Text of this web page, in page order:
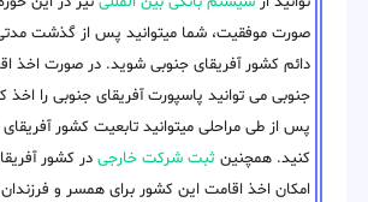
صورت موفقیت، شما میتوانید پس از گذشت
دائم کشور آفریقای جنوبی شوید. در صورت اخذ
جنوبی می توانید پاسپورت آفریقای جنوبی را اخذ
پس از طی مراحلی میتوانید تابعیت کشور
کنید. همچنین ثبت شرکت خارجی در کشور
امکان اخذ اقامت این کشور برای همسر و